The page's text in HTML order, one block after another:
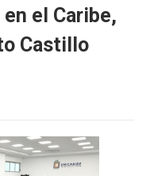
el Caribe,
Castillo